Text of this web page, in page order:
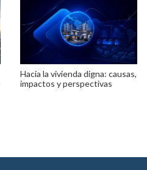
Hacia la vivienda digna: causas,
impactos y perspectivas